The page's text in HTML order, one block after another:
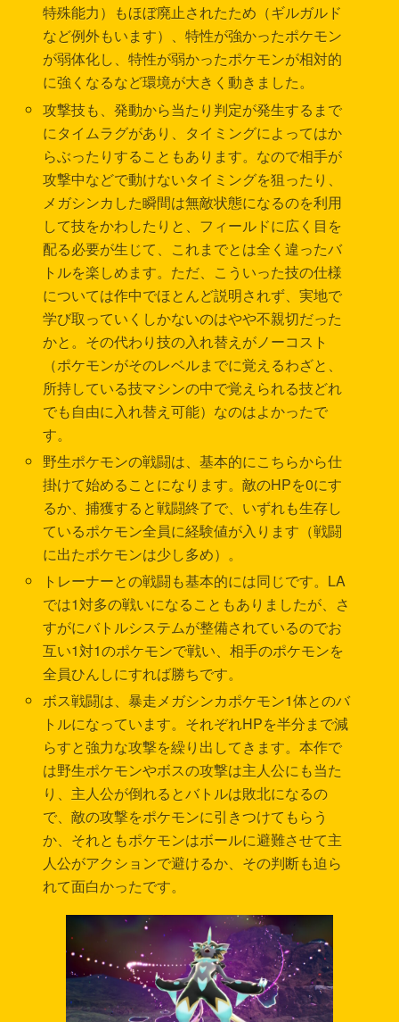
特殊能力）もほぼ廃止されたため（ギルガルド
など例外もいます）、特性が強かったポケモン
が弱体化し、特性が弱かったポケモンが相対的
に強くなるなど環境が大きく動きました。
攻撃技も、発動から当たり判定が発生するまで
にタイムラグがあり、タイミングによってはか
らぶったりすることもあります。なので相手が
攻撃中などで動けないタイミングを狙ったり、
メガシンカした瞬間は無敵状態になるのを利用
して技をかわしたりと、フィールドに広く目を
配る必要が生じて、これまでとは全く違ったバ
トルを楽しめます。ただ、こういった技の仕様
については作中でほとんど説明されず、実地で
学び取っていくしかないのはやや不親切だった
かと。その代わり技の入れ替えがノーコスト
（ポケモンがそのレベルまでに覚えるわざと、
所持している技マシンの中で覚えられる技どれ
でも自由に入れ替え可能）なのはよかったで
す。
野生ポケモンの戦闘は、基本的にこちらから仕
掛けて始めることになります。敵のHPを0にす
るか、捕獲すると戦闘終了で、いずれも生存し
ているポケモン全員に経験値が入ります（戦闘
に出たポケモンは少し多め）。
トレーナーとの戦闘も基本的には同じです。LA
では1対多の戦いになることもありましたが、さ
すがにバトルシステムが整備されているのでお
互い1対1のポケモンで戦い、相手のポケモンを
全員ひんしにすれば勝ちです。
ボス戦闘は、暴走メガシンカポケモン1体とのバ
トルになっています。それぞれHPを半分まで減
らすと強力な攻撃を繰り出してきます。本作で
は野生ポケモンやボスの攻撃は主人公にも当た
り、主人公が倒れるとバトルは敗北になるの
で、敵の攻撃をポケモンに引きつけてもらう
か、それともポケモンはボールに避難させて主
人公がアクションで避けるか、その判断も迫ら
れて面白かったです。